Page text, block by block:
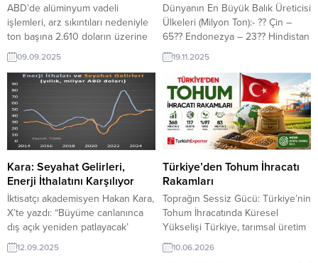
ABD’de alüminyum vadeli
işlemleri, arz sıkıntıları nedeniyle
ton başına 2.610 doların üzerine
çıkarak Nisan’dan bu yana güçlü
yükseliş kaydetti. Bu artış,
2025’te baz metaller arasında
alüminyumun öne çıkmasını
sağladı. Küresel Arz Daralması
İhracatçı Firmalar İçin Fırsatlar
Riskler ve Dikkat Edilmesi
Gerekenler ? Bu tabloya göre
Türk ihracatçıları hem ABD hem...
09.09.2025
Dünyanın En Büyük Balık Üreticisi
Ülkeleri (Milyon Ton):- ?? Çin –
65?? Endonezya – 23?? Hindistan
– 16?? Peru – 9?? ABD – 5??
Vietnam – 4,5?? Rusya – 4,3??
Japonya – 3,8?? Norveç – 3,7??
Şili – 3,5?? Myanmar – 3,3??
Bangladeş – 2,8 Deniz ürünleri
ve balı ihracatı...
19.11.2025
Kara: Seyahat Gelirleri,
Enerji İthalatını Karşılıyor
İktisatçı akademisyen Hakan Kara,
X’te yazdı: “Büyüme canlanınca
dış açık yeniden patlayacak’
korosuna kötü haberim var.
Türkiye’nin net seyahat gelirleri
12.09.2025
Türkiye’den Tohum İhracatı
Rakamları
Toprağın Sessiz Gücü: Türkiye’nin
Tohum İhracatında Küresel
Yükselişi Türkiye, tarımsal üretim
gücünü teknoloji ve yerli Ar-Ge
çalışmalarıyla birleştirerek küresel
10.06.2026